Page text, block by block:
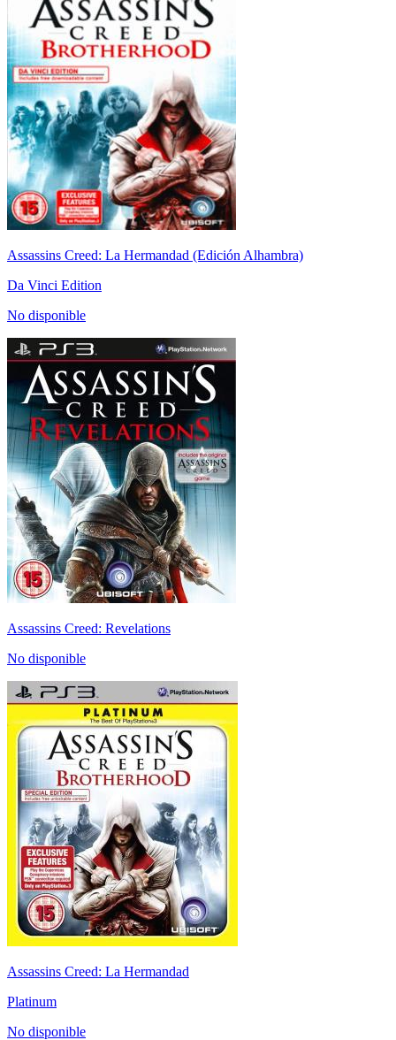
Assassins Creed: La Hermandad (Edición Alhambra)
Da Vinci Edition
No disponible
Assassins Creed: Revelations
No disponible
Assassins Creed: La Hermandad
Platinum
No disponible